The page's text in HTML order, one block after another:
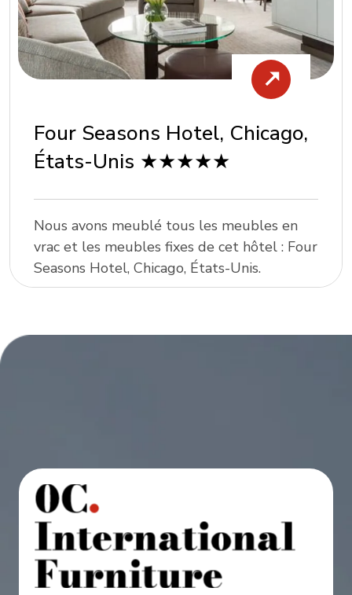
Four Seasons Hotel, Chicago,
États-Unis ★★★★★
Nous avons meublé tous les meubles en
vrac et les meubles fixes de cet hôtel : Four
Seasons Hotel, Chicago, États-Unis.